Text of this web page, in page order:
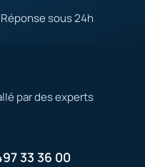
Réponse sous 24h
par des experts
33 36 00